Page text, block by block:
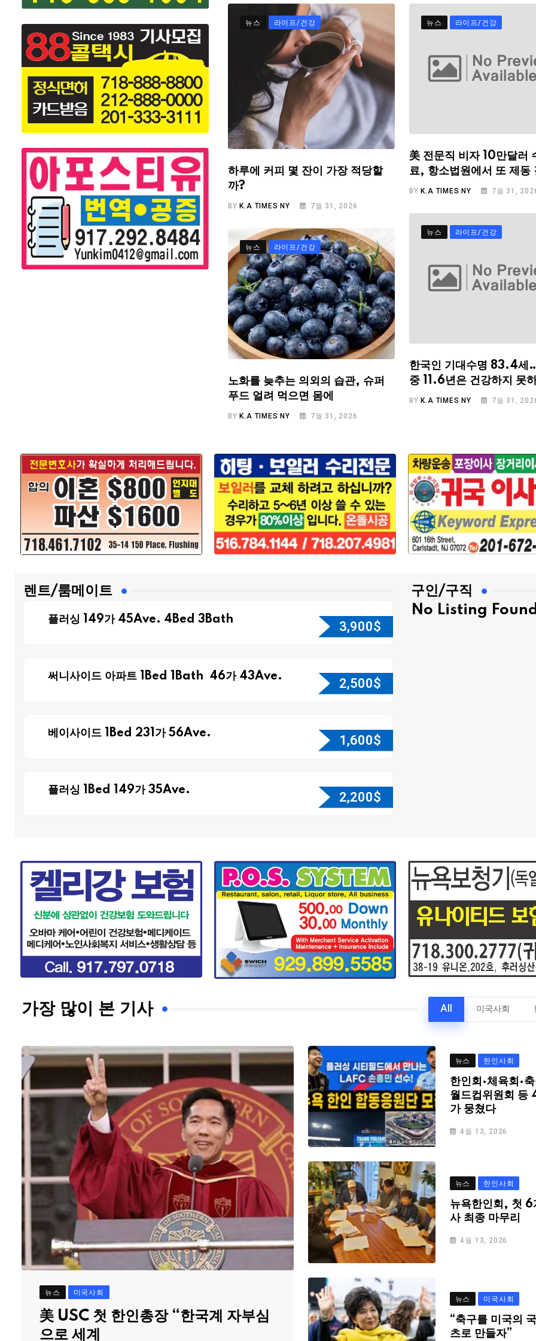
뉴스 라이프/건강
하루에 커피 몇 잔이 가장 적당할
까?
BY K.A TIMES NY 7월 31, 2026
뉴스 라이프/건강
美 전문직 비자 10만달러
료, 항소법원에서 또 제동
BYK.A TIMES NY 7월 31,
뉴스 라이프/건강
한국인 기대수명 83.4세
중 11.6년은 건강하지 못
BY K.A TIMES NY 7월 31,
뉴스 라이프/건강
노화를 늦추는 의외의 습관, 슈퍼
푸드 얼려 먹으면 몸에
BYK.A TIMES NY 7월 31, 2026
렌트/룸메이트
플러싱 149가 45Ave. 4Bed 3Bath 3,900$
써니사이드 아파트 1Bed 1Bath 46가 43Ave. 2,500$
베이사이드 1Bed 231가 56Ave. 1,600$
플러싱 1Bed 149가 35Ave. 2,200$
구인/구직
No Listing
가장 많이 본 기사 All 미국사회
뉴스 미국사회
美 USC 첫 한인총장 “한국계 자부심
으로 세계
뉴스 한인사회
한인회·체육회·
월드컵위원회 등
가 뭉쳤다
4월 13, 2026
뉴스 한인사회
뉴욕한인회, 첫 6
사 최종 마무리
4월 13, 2026
뉴스 미국사회
“축구를 미국의
츠로 만들자”